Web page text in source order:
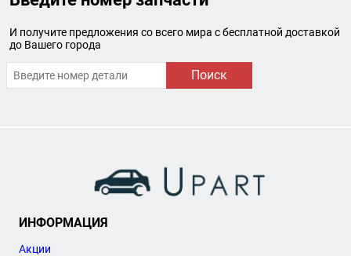
И получите предложения со всего мира с бесплатной доставкой
до Вашего города
Поиск
ИНФОРМАЦИЯ
Акции